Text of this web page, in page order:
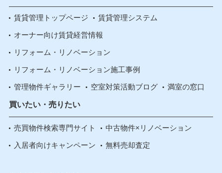
賃貸管理トップページ 賃貸管理システム
オーナー向け賃貸経営情報
リフォーム・リノベーション
リフォーム・リノベーション施工事例
管理物件ギャラリー 空室対策活動ブログ 満室の窓口
買いたい・売りたい
売買物件検索専門サイト 中古物件×リノベーション
入居者向けキャンペーン 無料売却査定